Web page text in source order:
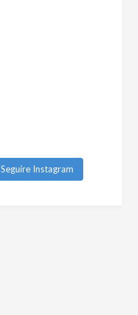
Seguire Instagram